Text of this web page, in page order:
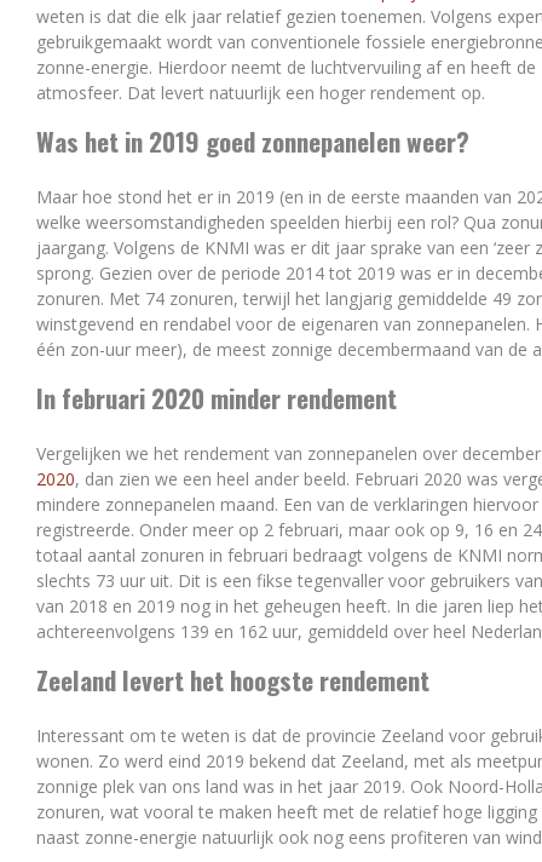
weten is dat die elk jaar relatief gezien toenemen. Volgens
gebruikgemaakt wordt van conventionele fossiele
zonne-energie. Hierdoor neemt de luchtvervuiling af en heeft
atmosfeer. Dat levert natuurlijk een hoger rendement op.
Was het in 2019 goed zonnepanelen weer?
Maar hoe stond het er in 2019 (en in de eerste maanden van
welke weersomstandigheden speelden hierbij een rol? Qua
jaargang. Volgens de KNMI was er dit jaar sprake van een
sprong. Gezien over de periode 2014 tot 2019 was er in
zonuren. Met 74 zonuren, terwijl het langjarig gemiddelde 49
winstgevend en rendabel voor de eigenaren van
één zon-uur meer), de meest zonnige decembermaand van de
In februari 2020 minder rendement
Vergelijken we het rendement van zonnepanelen over
2020, dan zien we een heel ander beeld. Februari 2020 was
mindere zonnepanelen maand. Een van de verklaringen
registreerde. Onder meer op 2 februari, maar ook op 9, 16 en
totaal aantal zonuren in februari bedraagt volgens de KNMI
slechts 73 uur uit. Dit is een fikse tegenvaller voor gebruikers
van 2018 en 2019 nog in het geheugen heeft. In die jaren liep
achtereenvolgens 139 en 162 uur, gemiddeld over heel
Zeeland levert het hoogste rendement
Interessant om te weten is dat de provincie Zeeland voor
wonen. Zo werd eind 2019 bekend dat Zeeland, met als
zonnige plek van ons land was in het jaar 2019. Ook Noord-
zonuren, wat vooral te maken heeft met de relatief hoge
naast zonne-energie natuurlijk ook nog eens profiteren van